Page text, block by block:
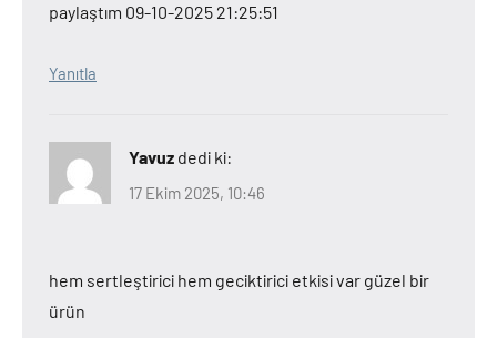
paylaştım 09-10-2025 21:25:51
Yanıtla
Yavuz dedi ki:
17 Ekim 2025, 10:46
hem sertleştirici hem geciktirici etkisi var güzel bir
ürün